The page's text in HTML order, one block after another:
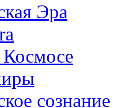
Эра
сознание